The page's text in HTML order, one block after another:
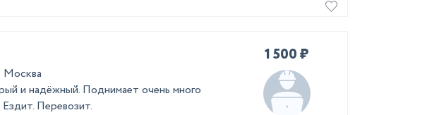
Москва
и надёжный. Поднимает очень много
Перевозит.
1 500 ₽